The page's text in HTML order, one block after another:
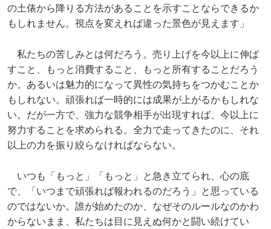
の土俵から降りる方法があることを示すことならできるか
もしれません。視点を変えれば違った景色が見えます」
私たちの苦しみとは何だろう。売り上げを今以上に伸ば
すこと、もっと消費すること、もっと所有することだろう
か。あるいは魅力的になって異性の気持ちをつかむことか
もしれない。頑張れば一時的には成果が上がるかもしれな
い。だが一方で、強力な競争相手が出現すれば、今以上に
努力することを求められる。全力で走ってきたのに、それ
以上の力を振り絞らなければならない。
いつも「もっと」「もっと」と急き立てられ、心の底
で、「いつまで頑張れば報われるのだろう」と思っている
のではないか。誰が始めたのか、なぜそのルールなのかわ
からないまま、私たちは目に見えぬ何かと闘い続けてい